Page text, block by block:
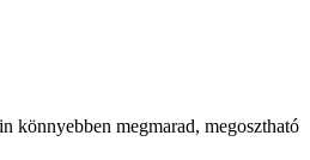
könnyebben megmarad, megosztható